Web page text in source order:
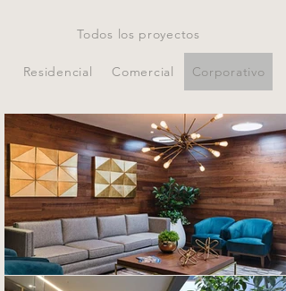
Todos los proyectos
Residencial Comercial Corporativo